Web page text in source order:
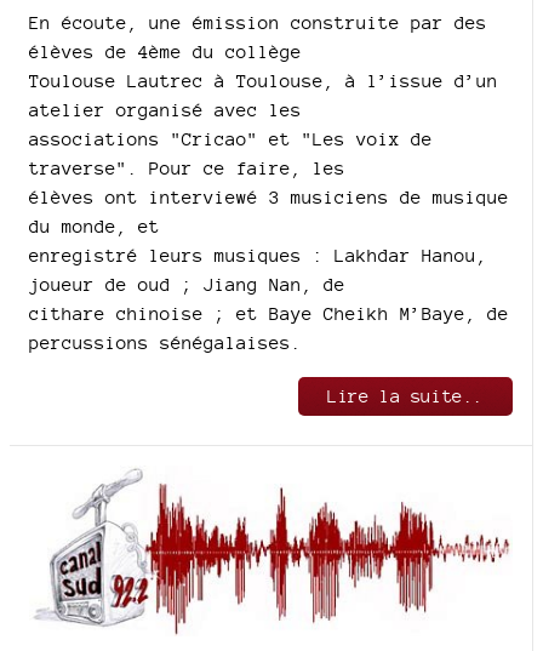
En écoute, une émission construite par des
élèves de 4ème du collège
Toulouse Lautrec à Toulouse, à l’issue d’un
atelier organisé avec les
associations "Cricao" et "Les voix de
traverse". Pour ce faire, les
élèves ont interviewé 3 musiciens de musique
du monde, et
enregistré leurs musiques : Lakhdar Hanou,
joueur de oud ; Jiang Nan, de
cithare chinoise ; et Baye Cheikh M’Baye, de
percussions sénégalaises.
Lire la suite..